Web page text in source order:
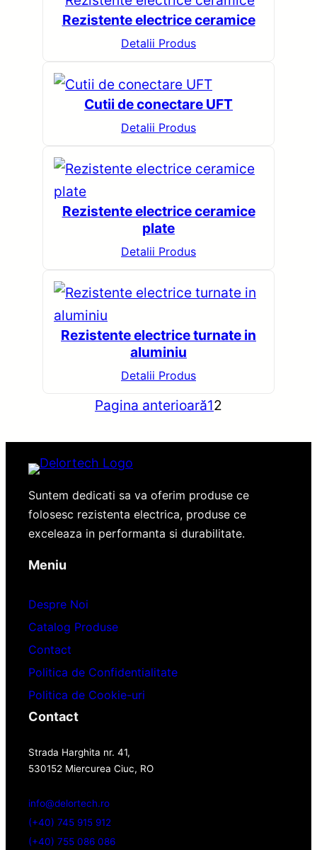
Rezistente electrice ceramice
Detalii Produs
Cutii de conectare UFT
Detalii Produs
Rezistente electrice ceramice
plate
Detalii Produs
Rezistente electrice turnate in
aluminiu
Detalii Produs
Pagina anterioară12
Suntem dedicati sa va oferim produse ce
folosesc rezistenta electrica, produse ce
exceleaza in performanta si durabilitate.
Meniu
Despre Noi
Catalog Produse
Contact
Politica de Confidentialitate
Politica de Cookie-uri
Contact
Strada Harghita nr. 41,
530152 Miercurea Ciuc, RO
info@delortech.ro
(+40) 745 915 912
(+40) 755 086 086